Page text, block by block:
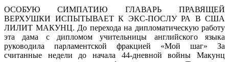
ОСОБУЮ СИМПАТИЮ ГЛАВАРЬ ПРАВЯЩЕЙ
ВЕРХУШКИ ИСПЫТЫВАЕТ К ЭКС-ПОСЛУ РА В США
ЛИЛИТ МАКУНЦ. До перехода на дипломатическую работу
эта дама с дипломом учительницы английского языка
руководила парламентской фракцией «Мой шаг» За
считанные недели до начала 44-дневной войны Макунц